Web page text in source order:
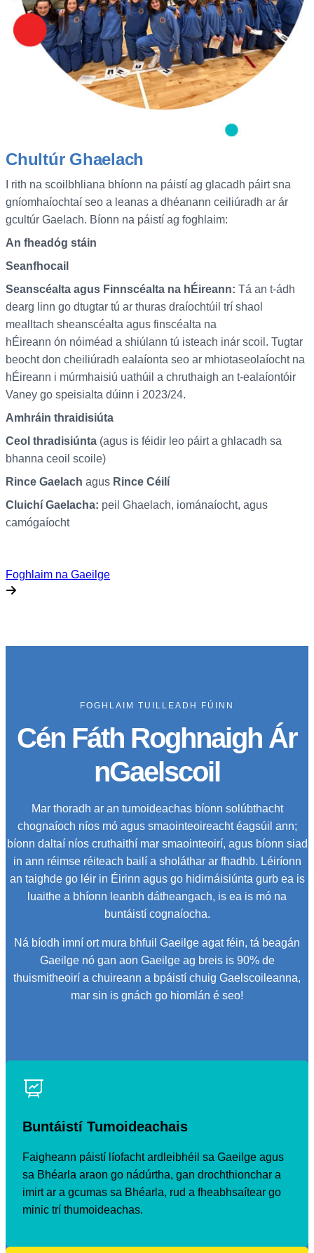
Chultúr Ghaelach
I rith na scoilbhliana bhíonn na páistí ag glacadh páirt sna
gníomhaíochtaí seo a leanas a dhéanann ceiliúradh ar ár
gcultúr Gaelach. Bíonn na páistí ag foghlaim:
An fheadóg stáin
Seanfhocail
Seanscéalta agus Finnscéalta na hÉireann: Tá an t-ádh
dearg linn go dtugtar tú ar thuras draíochtúil trí shaol
mealltach sheanscéalta agus finscéalta na
hÉireann ón nóiméad a shiúlann tú isteach inár scoil. Tugtar
beocht don cheiliúradh ealaíonta seo ar mhiotaseolaíocht na
hÉireann i múrmhaisiú uathúil a chruthaigh an t-ealaíontóir
Vaney go speisialta dúinn i 2023/24.
Amhráin thraidisiúta
Ceol thradisiúnta (agus is féidir leo páirt a ghlacadh sa
bhanna ceoil scoile)
Rince Gaelach agus Rince Céilí
Cluichí Gaelacha: peil Ghaelach, iománaíocht, agus
camógaíocht
Foghlaim na Gaeilge
FOGHLAIM TUILLEADH FÚINN
Cén Fáth Roghnaigh Ár
nGaelscoil
Mar thoradh ar an tumoideachas bíonn solúbthacht
chognaíoch níos mó agus smaointeoireacht éagsúil ann;
bíonn daltaí níos cruthaithí mar smaointeoirí, agus bíonn siad
in ann réimse réiteach bailí a sholáthar ar fhadhb. Léiríonn
an taighde go léir in Éirinn agus go hidirnáisiúnta gurb ea is
luaithe a bhíonn leanbh dátheangach, is ea is mó na
buntáistí cognaíocha.
Ná bíodh imní ort mura bhfuil Gaeilge agat féin, tá beagán
Gaeilge nó gan aon Gaeilge ag breis is 90% de
thuismitheoirí a chuireann a bpáistí chuig Gaelscoileanna,
mar sin is gnách go hiomlán é seo!
Buntáistí Tumoideachais
Faigheann páistí líofacht ardleibhéil sa Gaeilge agus
sa Bhéarla araon go nádúrtha, gan drochthionchar a
imirt ar a gcumas sa Bhéarla, rud a fheabhsaítear go
minic trí thumoideachas.